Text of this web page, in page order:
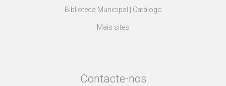
Biblioteca Municipal | Catálogo
Mais sites
Contacte-nos